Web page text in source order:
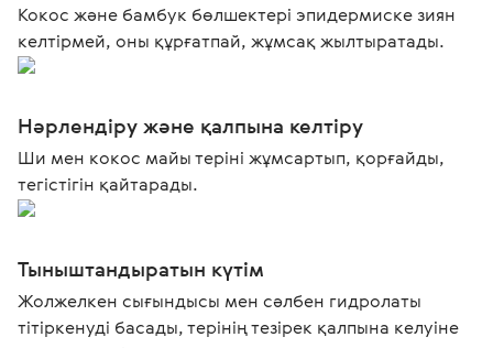
Кокос және бамбук бөлшектері эпидермиске зиян
келтірмей, оны құрғатпай, жұмсақ жылтыратады.
Нәрлендіру және қалпына келтіру
Ши мен кокос майы теріні жұмсартып, қорғайды,
тегістігін қайтарады.
Тыныштандыратын күтім
Жолжелкен сығындысы мен сәлбен гидролаты
тітіркенуді басады, терінің тезірек қалпына келуіне